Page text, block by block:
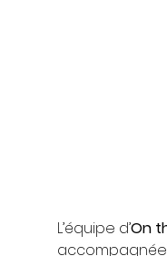
L’équipe d’On